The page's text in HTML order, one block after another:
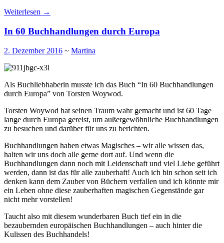
Weiterlesen →
In 60 Buchhandlungen durch Europa
2. Dezember 2016 ~ Martina
Als Buchliebhaberin musste ich das Buch “In 60 Buchhandlungen
durch Europa” von Torsten Woywod.
Torsten Woywod hat seinen Traum wahr gemacht und ist 60 Tage
lange durch Europa gereist, um außergewöhnliche Buchhandlungen
zu besuchen und darüber für uns zu berichten.
Buchhandlungen haben etwas Magisches – wir alle wissen das,
halten wir uns doch alle gerne dort auf. Und wenn die
Buchhandlungen dann noch mit Leidenschaft und viel Liebe geführt
werden, dann ist das für alle zauberhaft! Auch ich bin schon seit ich
denken kann dem Zauber von Büchern verfallen und ich könnte mir
ein Leben ohne diese zauberhaften magischen Gegenstände gar
nicht mehr vorstellen!
Taucht also mit diesem wunderbaren Buch tief ein in die
bezaubernden europäischen Buchhandlungen – auch hinter die
Kulissen des Buchhandels!